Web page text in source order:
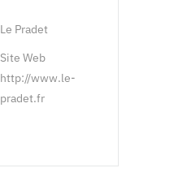
Le Pradet
Site Web
http://www.le-
pradet.fr